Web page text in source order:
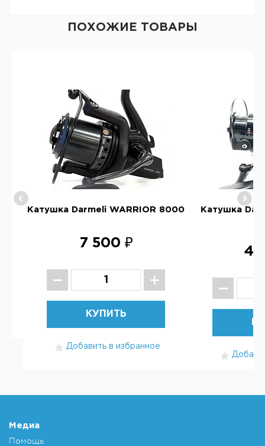
ПОХОЖИЕ ТОВАРЫ
Катушка Darmeli WARRIOR 8000
7 500 ₽
КУПИТЬ
Добавить в избранное
Катушка
4
Медиа
Помощь